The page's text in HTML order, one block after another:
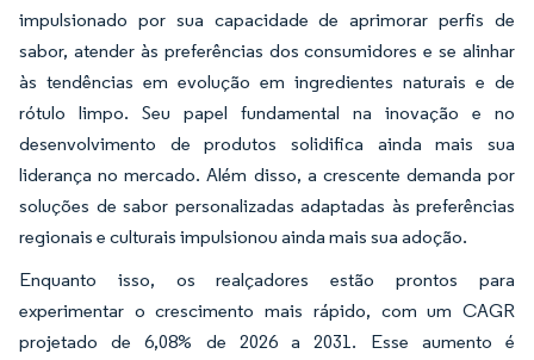
impulsionado por sua capacidade de aprimorar perfis de
sabor, atender às preferências dos consumidores e se alinhar
às tendências em evolução em ingredientes naturais e de
rótulo limpo. Seu papel fundamental na inovação e no
desenvolvimento de produtos solidifica ainda mais sua
liderança no mercado. Além disso, a crescente demanda por
soluções de sabor personalizadas adaptadas às preferências
regionais e culturais impulsionou ainda mais sua adoção.
Enquanto isso, os realçadores estão prontos para
experimentar o crescimento mais rápido, com um CAGR
projetado de 6,08% de 2026 a 2031. Esse aumento é